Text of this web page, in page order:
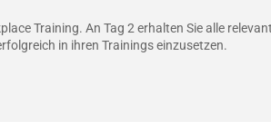
Training. An Tag 2 erhalten Sie alle
in ihren Trainings einzusetzen.